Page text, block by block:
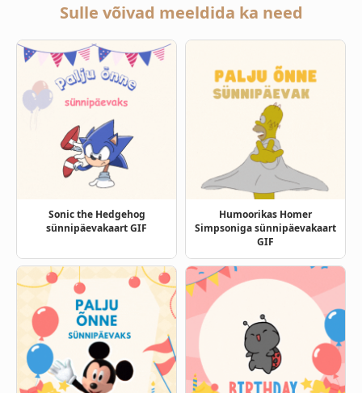
Sulle võivad meeldida ka need
Sonic the Hedgehog
sünnipäevakaart GIF
Humoorikas Homer
Simpsoniga sünnipäevakaart
GIF